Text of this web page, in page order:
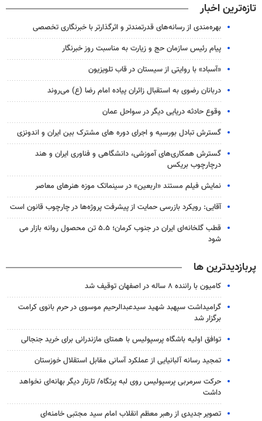
تازه‌ترین اخبار
بهره‌مندی از رسانه‌های قدرتمندتر و اثرگذارتر با خبرنگاری تخصصی
پیام رئیس سازمان حج و زیارت به مناسبت روز خبرنگار
«آسباد» با روایتی از سیستان در قاب تلویزیون
دربانان رضوی به استقبال زائران پیاده امام رضا (ع) می‌روند
وقوع حادثه دریایی دیگر در سواحل عمان
گسترش تبادل بورسیه و اجرای دوره های مشترک بین ایران و اندونزی
گسترش همکاری‌های آموزشی، دانشگاهی و فناوری ایران و هند
درچارچوب بریکس
نمایش فیلم مستند «اربعین» در سینماتک موزه هنرهای معاصر
آقایی: رویکرد بازرسی حمایت از پیشرفت پروژه‌ها در چارچوب قانون است
قطب گلخانه‌ای ایران در جنوب کرمان؛ ۵.۵ تن محصول روانه بازار می
شود
پربازدیدترین ها
کامیون با راننده ۸ ساله در اصفهان توقیف شد
گرامیداشت سپهبد شهید سیدعبدالرحیم موسوی در حرم بانوی کرامت
برگزار شد
توافق اولیه باشگاه پرسپولیس با همتای مازندرانی برای خرید جنجالی
تمجید رسانه آلبانیایی از عملکرد آسانی مقابل استقلال خوزستان
حرکت سرمربی پرسپولیس روی لبه پرتگاه/ تارتار دیگر بهانه‌ای نخواهد
داشت
تصویر جدیدی از رهبر معظم انقلاب امام سید مجتبی خامنه‌ای